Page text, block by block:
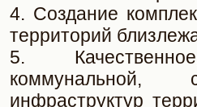
4. Создание
территорий
5.
коммунальной,
инфраструктур